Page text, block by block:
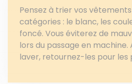
Pensez à trier vos
catégories : le blanc, les
foncé. Vous éviterez de
lors du passage en machine.
laver, retournez-les pour les